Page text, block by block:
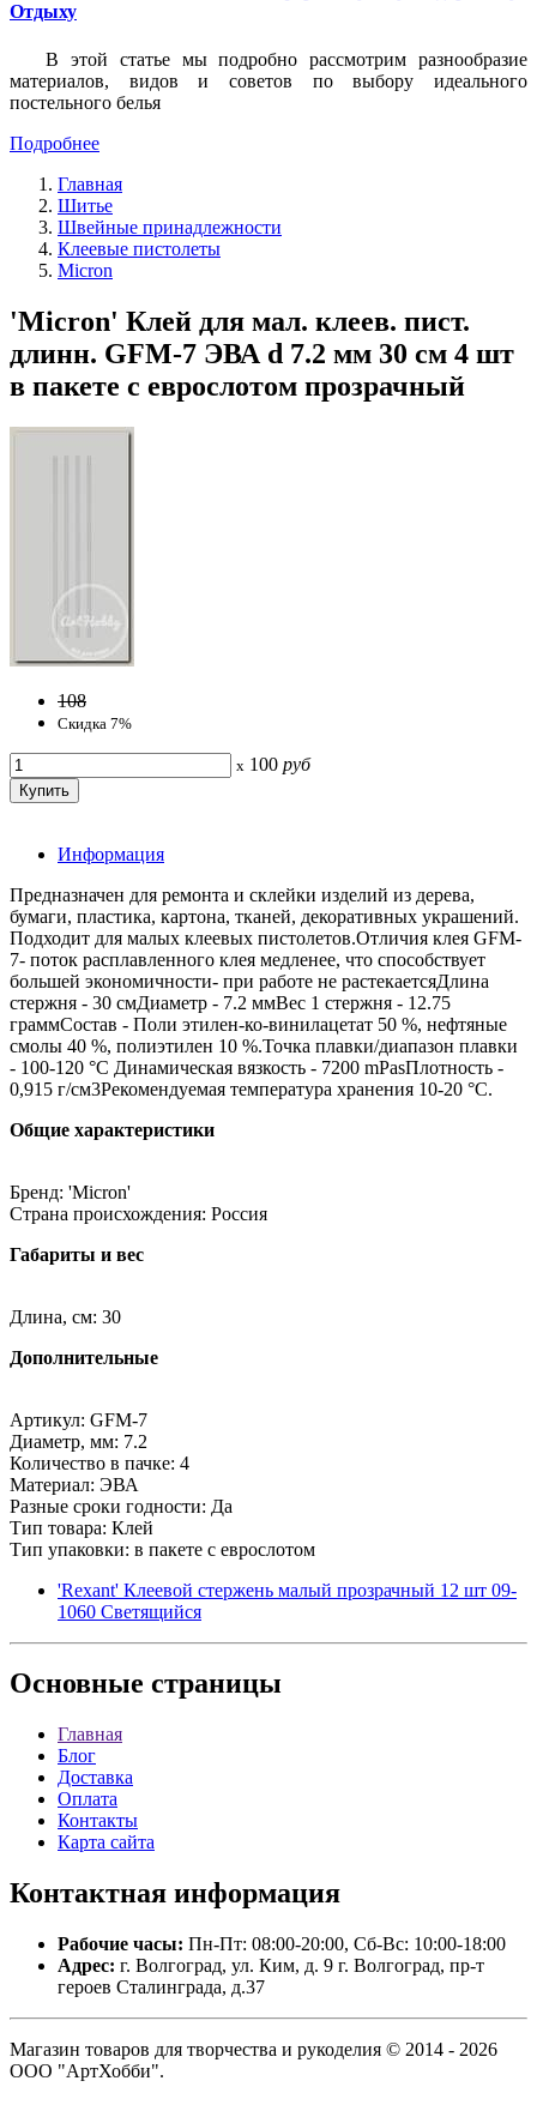
Отдыху
В этой статье мы подробно рассмотрим разнообразие
материалов, видов и советов по выбору идеального
постельного белья
Подробнее
Главная
Шитье
Швейные принадлежности
Клеевые пистолеты
Micron
'Micron' Клей для мал. клеев. пист.
длинн. GFM-7 ЭВА d 7.2 мм 30 см 4 шт
в пакете с еврослотом прозрачный
108
Скидка 7%
x 100 руб
Информация
Предназначен для ремонта и склейки изделий из дерева,
бумаги, пластика, картона, тканей, декоративных украшений.
Подходит для малых клеевых пистолетов.Отличия клея GFM-
7- поток расплавленного клея медленее, что способствует
большей экономичности- при работе не растекаетсяДлина
стержня - 30 смДиаметр - 7.2 ммВес 1 стержня - 12.75
граммСостав - Поли этилен-ко-винилацетат 50 %, нефтяные
смолы 40 %, полиэтилен 10 %.Точка плавки/диапазон плавки
- 100-120 °C Динамическая вязкость - 7200 mPasПлотность -
0,915 г/см3Рекомендуемая температура хранения 10-20 °C.
Общие характеристики
Бренд: 'Micron'
Страна происхождения: Россия
Габариты и вес
Длина, см: 30
Дополнительные
Артикул: GFM-7
Диаметр, мм: 7.2
Количество в пачке: 4
Материал: ЭВА
Разные сроки годности: Да
Тип товара: Клей
Тип упаковки: в пакете с еврослотом
'Rexant' Клеевой стержень малый прозрачный 12 шт 09-
1060 Светящийся
Основные страницы
Главная
Блог
Доставка
Оплата
Контакты
Карта сайта
Контактная информация
Рабочие часы: Пн-Пт: 08:00-20:00, Сб-Вс: 10:00-18:00
Адрес: г. Волгоград, ул. Ким, д. 9 г. Волгоград, пр-т
героев Сталинграда, д.37
Магазин товаров для творчества и рукоделия © 2014 - 2026
ООО "АртХобби".